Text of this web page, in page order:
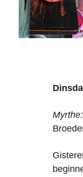
Myrthe: